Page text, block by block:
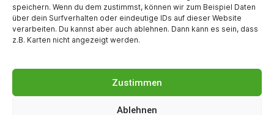
speichern. Wenn du dem zustimmst, können wir zum Beispiel Daten
über dein Surfverhalten oder eindeutige IDs auf dieser Website
verarbeiten. Du kannst aber auch ablehnen. Dann kann es sein, dass
z.B. Karten nicht angezeigt werden.
Zustimmen
Ablehnen